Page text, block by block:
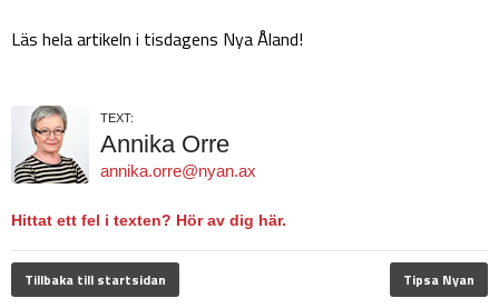
Läs hela artikeln i tisdagens Nya Åland!
TEXT:
Annika Orre
annika.orre@nyan.ax
Hittat ett fel i texten? Hör av dig här.
Tillbaka till startsidan Tipsa Nyan